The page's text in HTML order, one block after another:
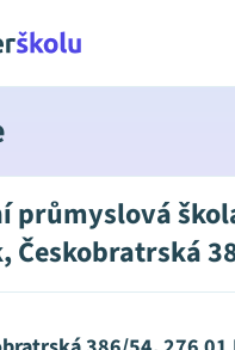
průmyslová
Českobratrská